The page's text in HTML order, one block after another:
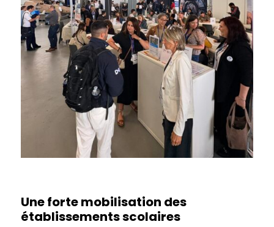
Une forte mobilisation des
établissements scolaires